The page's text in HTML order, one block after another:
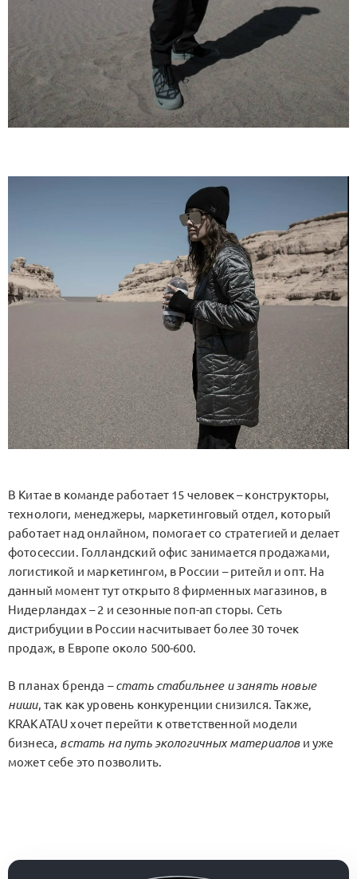
В Китае в команде работает 15 человек – конструкторы,
технологи, менеджеры, маркетинговый отдел, который
работает над онлайном, помогает со стратегией и делает
фотосессии. Голландский офис занимается продажами,
логистикой и маркетингом, в России – ритейл и опт. На
данный момент тут открыто 8 фирменных магазинов, в
Нидерландах – 2 и сезонные поп-ап сторы. Сеть
дистрибуции в России насчитывает более 30 точек
продаж, в Европе около 500-600.
В планах бренда –стать стабильнее и занять новые
ниши, так как уровень конкуренции снизился. Также,
KRAKATAU хочет перейти к ответственной модели
бизнеса, встать на путь экологичных материалови уже
может себе это позволить.